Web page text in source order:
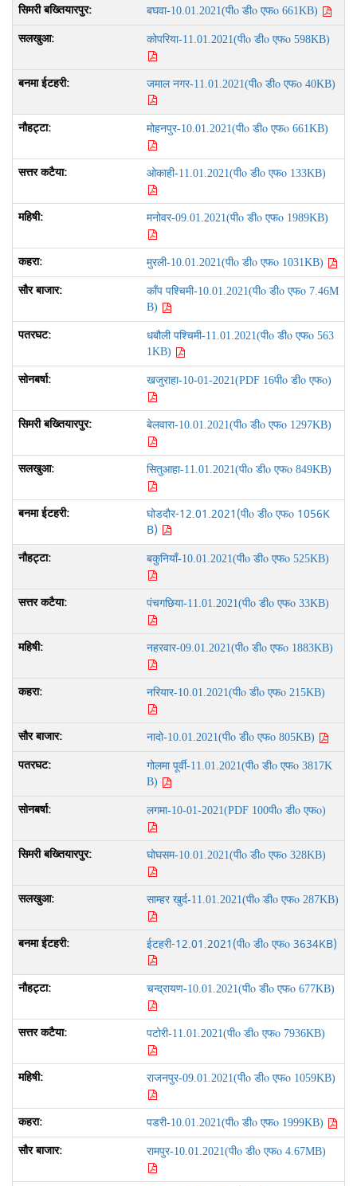
बघवा-10.01.2021(पीo डीo एफo 661KB)
कोपरिया-11.01.2021(पीo डीo एफo 598KB)
जमाल नगर-11.01.2021(पीo डीo एफo 40KB)
मोहनपुर-10.01.2021(पीo डीo एफo 661KB)
ओकाही-11.01.2021(पीo डीo एफo 133KB)
मनोवर-09.01.2021(पीo डीo एफo 1989KB)
मुरली-10.01.2021(पीo डीo एफo 1031KB)
काँप पश्चिमी-10.01.2021(पीo डीo एफo 7.46M
B)
धबौली पश्चिमी-11.01.2021(पीo डीo एफo 563
1KB)
खजुराहा-10-01-2021(PDF 16पीo डीo एफo)
बेलवारा-10.01.2021(पीo डीo एफo 1297KB)
सितुआहा-11.01.2021(पीo डीo एफo 849KB)
घोडदौर-12.01.2021(पीo डीo एफo 1056K
B)
बकुनियाँ-10.01.2021(पीo डीo एफo 525KB)
पंचगछिया-11.01.2021(पीo डीo एफo 33KB)
नहरवार-09.01.2021(पीo डीo एफo 1883KB)
नरियार-10.01.2021(पीo डीo एफo 215KB)
नादो-10.01.2021(पीo डीo एफo 805KB)
गोलमा पूर्वी-11.01.2021(पीo डीo एफo 3817K
B)
लगमा-10-01-2021(PDF 100पीo डीo एफo)
घोघसम-10.01.2021(पीo डीo एफo 328KB)
साम्हर खुर्द-11.01.2021(पीo डीo एफo 287KB)
ईटहरी-12.01.2021(पीo डीo एफo 3634KB)
चन्द्रायण-10.01.2021(पीo डीo एफo 677KB)
पटोरी-11.01.2021(पीo डीo एफo 7936KB)
राजनपुर-09.01.2021(पीo डीo एफo 1059KB)
पडरी-10.01.2021(पीo डीo एफo 1999KB)
रामपुर-10.01.2021(पीo डीo एफo 4.67MB)